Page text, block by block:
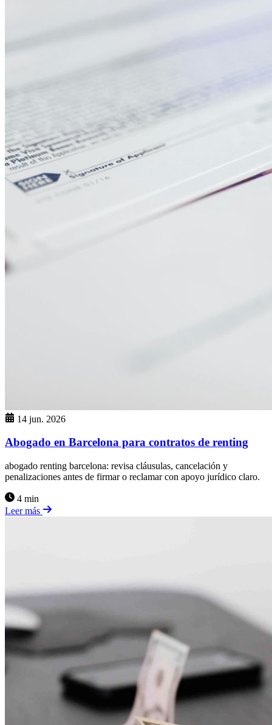
14 jun. 2026
Abogado en Barcelona para contratos de renting
abogado renting barcelona: revisa cláusulas, cancelación y
penalizaciones antes de firmar o reclamar con apoyo jurídico claro.
4 min
Leer más